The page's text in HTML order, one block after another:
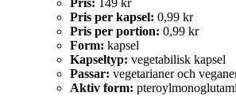
Pris: 149 kr
Pris per kapsel: 0,99 kr
Pris per portion: 0,99 kr
Form: kapsel
Kapseltyp: vegetabilisk kapsel
Passar: vegetarianer och
Aktiv form: